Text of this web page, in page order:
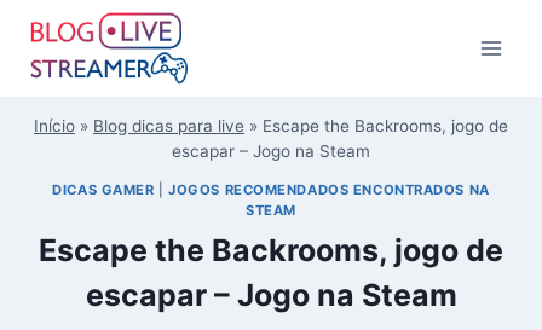
Início » Blog dicas para live » Escape the Backrooms, jogo de
escapar – Jogo na Steam
DICAS GAMER |JOGOS RECOMENDADOS ENCONTRADOS NA
STEAM
Escape the Backrooms, jogo de
escapar – Jogo na Steam